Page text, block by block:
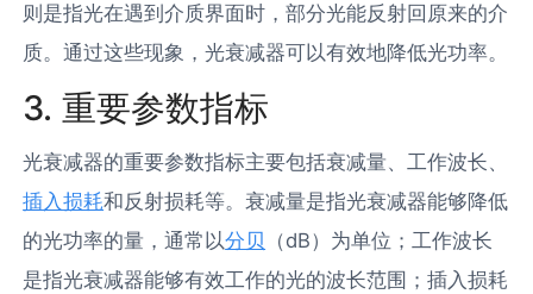
则是指光在遇到介质界面时，部分光能反射回原来的介
质。通过这些现象，光衰减器可以有效地降低光功率。
3. 重要参数指标
光衰减器的重要参数指标主要包括衰减量、工作波长、
插入损耗和反射损耗等。衰减量是指光衰减器能够降低
的光功率的量，通常以分贝
（dB）为单位；工作波长
是指光衰减器能够有效工作的光的波长范围；插入损耗